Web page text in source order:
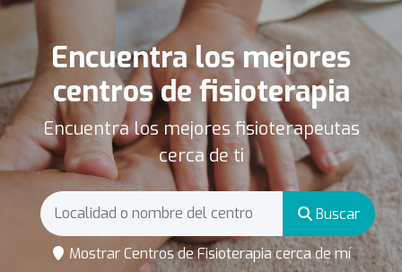
Encuentra los mejores
centros de fisioterapia
Encuentra los mejores fisioterapeutas
cerca de ti
Buscar
Mostrar Centros de Fisioterapia cerca de mí